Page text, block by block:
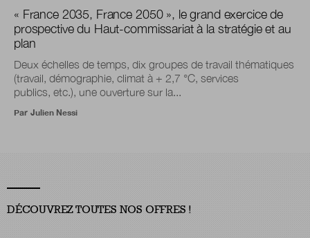
« France 2035, France 2050 », le grand exercice de
prospective du Haut-commissariat à la stratégie et au
plan
Deux échelles de temps, dix groupes de travail thématiques
(travail, démographie, climat à + 2,7 °C, services
publics, etc.), une ouverture sur la...
Par Julien Nessi
DÉCOUVREZ TOUTES NOS OFFRES !